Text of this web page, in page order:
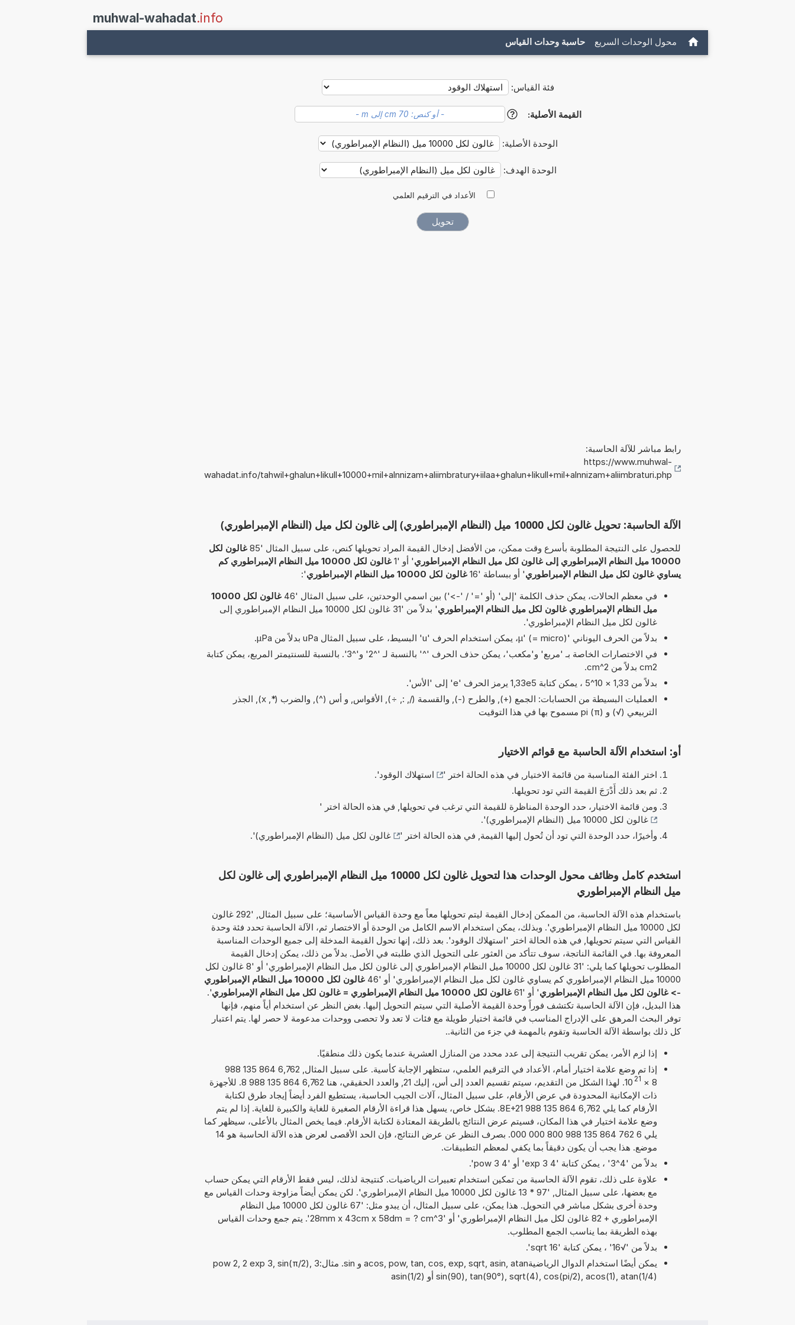
muhwal-wahadat.info
محول الوحدات السريع حاسبة وحدات القياس
فئة القياس:
القيمة الأصلية: ?
الوحدة الأصلية:
الوحدة الهدف:
الأعداد في الترقيم العلمي
رابط مباشر للآلة الحاسبة:
https://www.muhwal-
wahadat.info/tahwil+ghalun+likull+10000+mil+alnnizam+aliimbratury+iilaa+ghalun+likull+mil+alnnizam+aliimbraturi.php
الآلة الحاسبة: تحويل غالون لكل 10000 ميل (النظام الإمبراطوري) إلى غالون لكل ميل (النظام الإمبراطوري)
للحصول على النتيجة المطلوبة بأسرع وقت ممكن، من الأفضل إدخال القيمة المراد تحويلها كنص، على سبيل المثال '85
غالون لكل
10000 ميل النظام الإمبراطوري إلى غالون لكل ميل النظام الإمبراطوري
' أو '1
غالون لكل 10000 ميل النظام الإمبراطوري كم
يساوي غالون لكل ميل النظام الإمبراطوري' أو ببساطة '16 غالون لكل 10000 ميل النظام الإمبراطوري
':
في معظم الحالات، يمكن حذف الكلمة 'إلى' (أو '=' / '->') بين اسمي الوحدتين، على سبيل المثال '46
غالون لكل 10000
ميل النظام الإمبراطوري غالون لكل ميل النظام الإمبراطوري
' بدلاً من '31 غالون لكل 10000 ميل النظام الإمبراطوري إلى
غالون لكل ميل النظام الإمبراطوري'.
بدلاً من الحرف اليوناني 'µ' (= micro)، يمكن استخدام الحرف 'u' البسيط، على سبيل المثال uPa بدلاً من µPa.
في الاختصارات الخاصة بـ 'مربع' و'مكعب'، يمكن حذف الحرف '^' بالنسبة لـ '^2' و'^3'. بالنسبة للسنتيمتر المربع، يمكن كتابة
cm2 بدلاً من cm^2.
بدلاً من 1,33 × 10^5 ، يمكن كتابة 1,33e5 يرمز الحرف 'e' إلى 'الأس'.
العمليات البسيطة من الحسابات: الجمع (+), والطرح (-), والقسمة (/, :, ÷), الأقواس, و أس (^), والضرب (*, x), الجذر
التربيعي (√) و pi (π) مسموح بها في هذا التوقيت
أو: استخدام الآلة الحاسبة مع قوائم الاختيار
اختر الفئة المناسبة من قائمة الاختيار, في هذه الحالة اختر ' استهلاك الوقود'.
ثم بعد ذلك أَدْرَجَ القيمة التي تود تحويلها.
ومن قائمة الاختيار، حدد الوحدة المناظرة للقيمة التي ترغب في تحويلها, في هذه الحالة اختر '
غالون لكل 10000 ميل (النظام الإمبراطوري)
'.
وأخيرًا، حدد الوحدة التي تود أن تُحول إليها القيمة, في هذه الحالة اختر '
غالون لكل ميل (النظام الإمبراطوري)'.
استخدم كامل وظائف محول الوحدات هذا لتحويل غالون لكل 10000 ميل النظام الإمبراطوري إلى غالون لكل
ميل النظام الإمبراطوري
باستخدام هذه الآلة الحاسبة، من الممكن إدخال القيمة ليتم تحويلها معاً مع وحدة القياس الأساسية؛ على سبيل المثال, '292 غالون
لكل 10000 ميل النظام الإمبراطوري'. وبذلك، يمكن استخدام الاسم الكامل من الوحدة أو الاختصار ثم، الآلة الحاسبة تحدد فئة وحدة
القياس التي سيتم تحويلها, في هذه الحالة اختر 'استهلاك الوقود'. بعد ذلك، إنها تحول القيمة المدخلة إلى جميع الوحدات المناسبة
المعروفة بها. في القائمة الناتجة، سوف تتأكد من العثور على التحويل الذي طلبته في الأصل. بدلاً من ذلك، يمكن إدخال القيمة
المطلوب تحويلها كما يلي: '31 غالون لكل 10000 ميل النظام الإمبراطوري إلى غالون لكل ميل النظام الإمبراطوري' أو '8 غالون لكل
10000 ميل النظام الإمبراطوري كم يساوي غالون لكل ميل النظام الإمبراطوري' أو '46
غالون لكل 10000 ميل النظام الإمبراطوري
-> غالون لكل ميل النظام الإمبراطوري' أو '61 غالون لكل 10000 ميل النظام الإمبراطوري = غالون لكل ميل النظام الإمبراطوري
'.
هذا البديل، فإن الآلة الحاسبة تكتشف فوراً وحدة القيمة الأصلية التي سيتم التحويل إليها. بغض النظر عن استخدام أياً منهم، فإنها
توفر البحث المرهق على الإدراج المناسب في قائمة اختيار طويلة مع فئات لا تعد ولا تحصى ووحدات مدعومة لا حصر لها. يتم اعتبار
كل ذلك بواسطة الآلة الحاسبة وتقوم بالمهمة في جزء من الثانية..
إذا لزم الأمر، يمكن تقريب النتيجة إلى عدد محدد من المنازل العشرية عندما يكون ذلك منطقيًا.
إذا تم وضع علامة اختيار أمام، الأعداد في الترقيم العلمي، ستظهر الإجابة كأسية. على سبيل المثال, 6,762 864 135 988
8
×
10 21
. لهذا الشكل من التقديم، سيتم تقسيم العدد إلى أس، إليك 21, والعدد الحقيقي، هنا 6,762 864 135 988 8. للأجهزة
ذات الإمكانية المحدودة في عرض الأرقام، على سبيل المثال، آلات الجيب الحاسبة، يستطيع الفرد أيضاً إيجاد طرق لكتابة
الأرقام كما يلي 6,762 864 135 988 8E+21. بشكل خاص، يسهل هذا قراءة الأرقام الصغيرة للغاية والكبيرة للغاية. إذا لم يتم
وضع علامة اختيار في هذا المكان، فسيتم عرض النتائج بالطريقة المعتادة لكتابة الأرقام. فيما يخص المثال بالأعلى، سيظهر كما
يلي 6 762 864 135 988 800 000 000. بصرف النظر عن عرض النتائج، فإن الحد الأقصى لعرض هذه الآلة الحاسبة هو 14
موضع. هذا يجب أن يكون دقيقاً بما يكفي لمعظم التطبيقات.
بدلاً من '4^3' ، يمكن كتابة '4 exp 3' أو '4 pow 3'.
علاوة على ذلك، تقوم الآلة الحاسبة من تمكين استخدام تعبيرات الرياضيات. كنتيجة لذلك، ليس فقط الأرقام التي يمكن حساب
مع بعضها، على سبيل المثال, '97 * 13 غالون لكل 10000 ميل النظام الإمبراطوري'. لكن يمكن أيضاً مزاوجة وحدات القياس مع
وحدة أخرى بشكل مباشر في التحويل. هذا يمكن، على سبيل المثال، أن يبدو مثل: '67 غالون لكل 10000 ميل النظام
الإمبراطوري + 82 غالون لكل ميل النظام الإمبراطوري' أو '28mm x 43cm x 58dm = ? cm^3'. يتم جمع وحدات القياس
بهذه الطريقة بما يناسب الجمع المطلوب.
بدلاً من '√16' ، يمكن كتابة 'sqrt 16'.
يمكن أيضًا استخدام الدوال الرياضيةacos, pow, tan, cos, exp, sqrt, asin, atan و sin. مثال:3 pow 2, 2 exp 3, sin(π/2),
sin(90), tan(90°), sqrt(4), cos(pi/2), acos(1), atan(1/4) أو asin(1/2)